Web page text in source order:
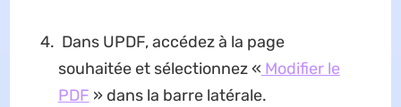
Dans UPDF, accédez à la page
souhaitée et sélectionnez « Modifier le
PDF » dans la barre latérale.